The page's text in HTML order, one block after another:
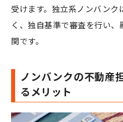
受けます。独立系ノンバンク
く、独自基準で審査を行い
関です。
ノンバンクの不動産
るメリット